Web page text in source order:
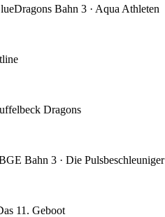
Bahn 3 · Aqua Athleten
Dragons
Bahn 3 · Die Pulsbeschleuniger
11. Geboot